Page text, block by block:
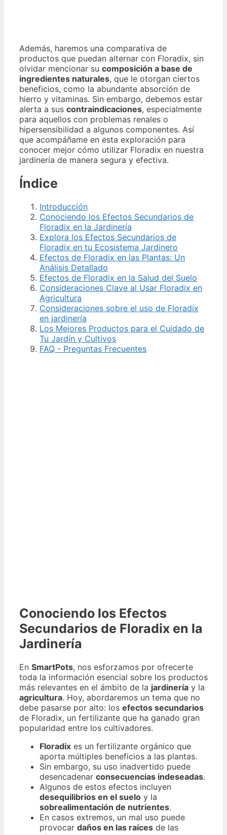
Además, haremos una comparativa de
productos que puedan alternar con Floradix, sin
olvidar mencionar su composición a base de
ingredientes naturales, que le otorgan ciertos
beneficios, como la abundante absorción de
hierro y vitaminas. Sin embargo, debemos estar
alerta a sus contraindicaciones, especialmente
para aquellos con problemas renales o
hipersensibilidad a algunos componentes. Así
que acompáñame en esta exploración para
conocer mejor cómo utilizar Floradix en nuestra
jardinería de manera segura y efectiva.
Índice
Introducción
Conociendo los Efectos Secundarios de
Floradix en la Jardinería
Explora los Efectos Secundarios de
Floradix en tu Ecosistema Jardinero
Efectos de Floradix en las Plantas: Un
Análisis Detallado
Efectos de Floradix en la Salud del Suelo
Consideraciones Clave al Usar Floradix en
Agricultura
Consideraciones sobre el uso de Floradix
en jardinería
Los Mejores Productos para el Cuidado de
Tu Jardín y Cultivos
FAQ - Preguntas Frecuentes
Conociendo los Efectos
Secundarios de Floradix en la
Jardinería
En SmartPots, nos esforzamos por ofrecerte
toda la información esencial sobre los productos
más relevantes en el ámbito de la jardinería y la
agricultura. Hoy, abordaremos un tema que no
debe pasarse por alto: los efectos secundarios
de Floradix, un fertilizante que ha ganado gran
popularidad entre los cultivadores.
Floradix es un fertilizante orgánico que
aporta múltiples beneficios a las plantas.
Sin embargo, su uso inadvertido puede
desencadenar consecuencias indeseadas.
Algunos de estos efectos incluyen
desequilibrios en el suelo y la
sobrealimentación de nutrientes.
En casos extremos, un mal uso puede
provocar daños en las raíces de las